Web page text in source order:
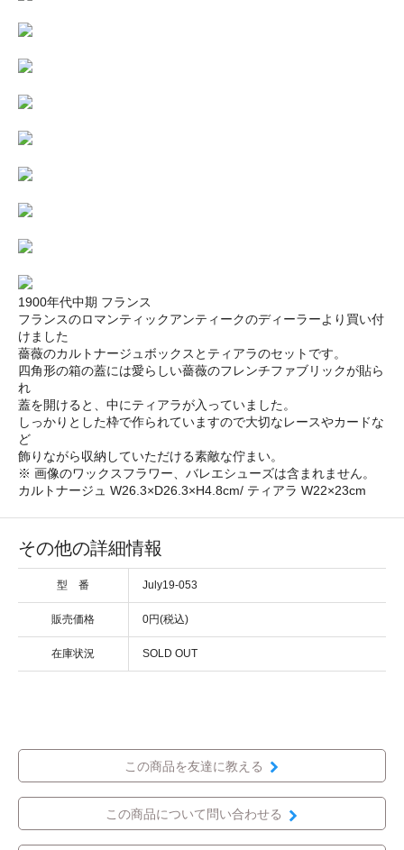
1900年代中期 フランス
フランスのロマンティックアンティークのディーラーより買い付
けました
薔薇のカルトナージュボックスとティアラのセットです。
四角形の箱の蓋には愛らしい薔薇のフレンチファブリックが貼ら
れ
蓋を開けると、中にティアラが入っていました。
しっかりとした枠で作られていますので大切なレースやカードな
ど
飾りながら収納していただける素敵な佇まい。
※ 画像のワックスフラワー、バレエシューズは含まれません。
カルトナージュ W26.3×D26.3×H4.8cm/ ティアラ W22×23cm
その他の詳細情報
型 番 July19-053
販売価格 0円(税込)
在庫状況 SOLD OUT
この商品を友達に教える
この商品について問い合わせる